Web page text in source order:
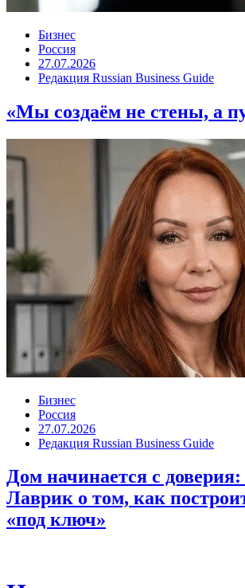
Бизнес
Россия
27.07.2026
Редакция Russian Business Guide
«Мы создаём не стены, а
Бизнес
Россия
27.07.2026
Редакция Russian Business Guide
Дом начинается с
Лаврик о том, как
«под ключ»